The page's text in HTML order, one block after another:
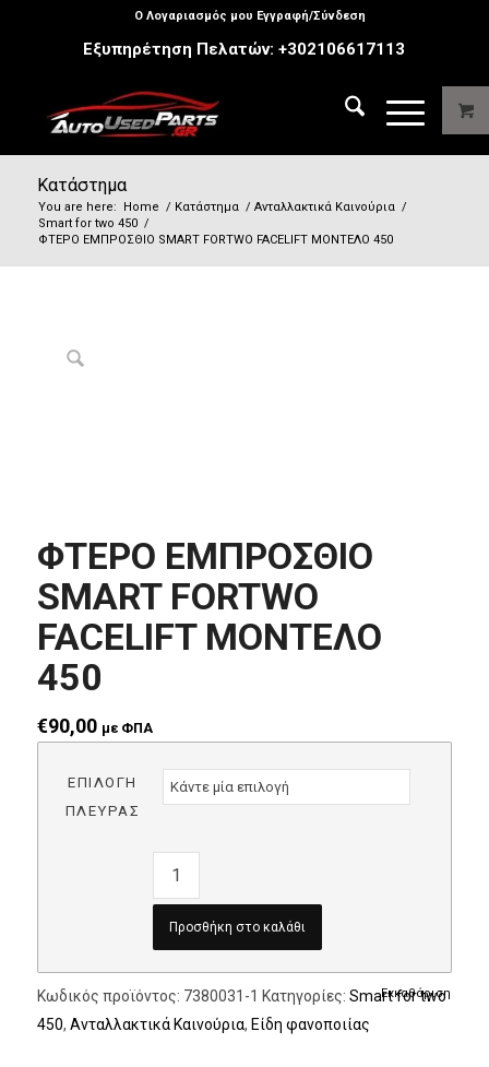
Ο Λογαριασμός μου Εγγραφή/Σύνδεση
Εξυπηρέτηση Πελατών:+302106617113
Κατάστημα
You are here: Home / Κατάστημα / Ανταλλακτικά Καινούρια /
Smart for two 450 /
ΦΤΕΡO ΕΜΠΡΟΣΘΙΟ SMART FORTWO FACELIFT ΜΟΝΤΕΛΟ 450
ΦΤΕΡO ΕΜΠΡΟΣΘΙΟ
SMART FORTWO
FACELIFT ΜΟΝΤΕΛΟ
450
€90,00 με ΦΠΑ
ΕΠΙΛΟΓΗ
ΠΛΕΥΡΑΣ
Εκκαθάριση
Προσθήκη στο καλάθι
Κωδικός προϊόντος: 7380031-1 Κατηγορίες: Smart for two
450, Ανταλλακτικά Καινούρια, Είδη φανοποιίας